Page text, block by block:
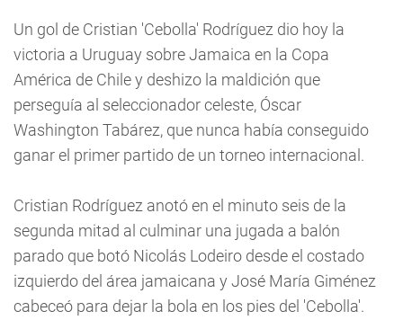
Un gol de Cristian 'Cebolla' Rodríguez dio hoy la
victoria a Uruguay sobre Jamaica en la Copa
América de Chile y deshizo la maldición que
perseguía al seleccionador celeste, Óscar
Washington Tabárez, que nunca había conseguido
ganar el primer partido de un torneo internacional.
Cristian Rodríguez anotó en el minuto seis de la
segunda mitad al culminar una jugada a balón
parado que botó Nicolás Lodeiro desde el costado
izquierdo del área jamaicana y José María Giménez
cabeceó para dejar la bola en los pies del 'Cebolla'.